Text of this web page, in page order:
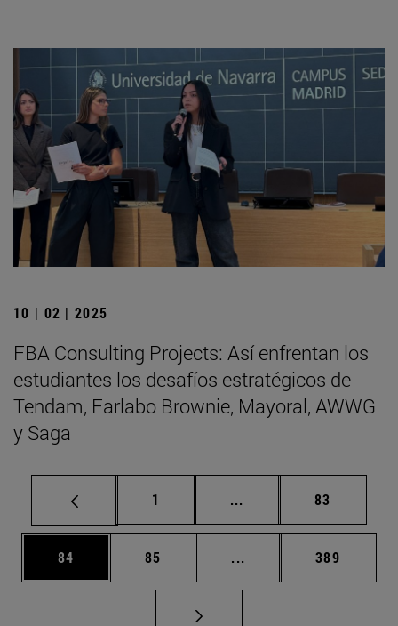
10 | 02 | 2025
FBA Consulting Projects: Así enfrentan los
estudiantes los desafíos estratégicos de
Tendam, Farlabo Brownie, Mayoral, AWWG
y Saga
Página
1 ... Páginas intermedias
Página
83
Página
84 Página
85 ... Páginas intermedias
Página
389